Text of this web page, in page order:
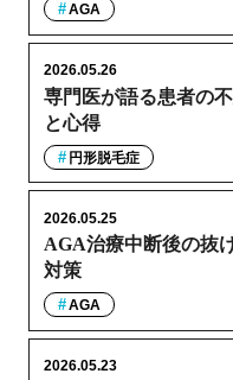
AGA
専門医が語る患者の
と心得
2026.05.26
円形脱毛症
AGA治療中断後の抜
対策
2026.05.25
AGA
2026.05.23